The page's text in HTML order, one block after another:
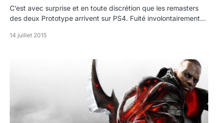
C’est avec surprise et en toute discrétion que les remasters
des deux Prototype arrivent sur PS4. Fuité involontairement…
14 juillet 2015